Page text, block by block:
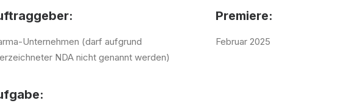
Unternehmen (darf aufgrund
NDA nicht genannt werden)
Premiere:
Februar 2025